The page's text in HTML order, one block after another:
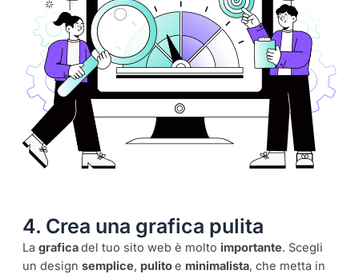
4. Crea una grafica pulita
La graficadel tuo sito web è molto importante. Scegli
un design semplice, pulitoe minimalista, che metta in